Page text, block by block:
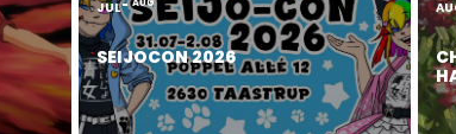
JUL AUG
SEIJOCON 2026